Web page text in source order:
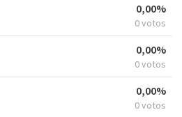
0,00%
0 votos
0,00%
0 votos
0,00%
0 votos